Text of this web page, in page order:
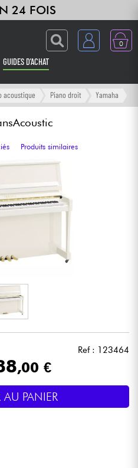
24 FOIS
0
GUIDES D'ACHAT
acoustique Piano droit Yamaha
Produits similaires
Ref : 123464
,00 €
AU PANIER